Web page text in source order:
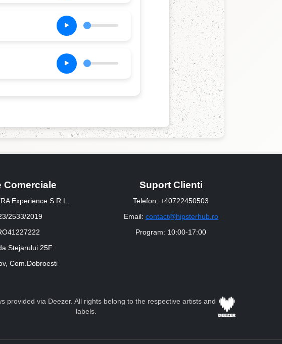
Comerciale
Experience S.R.L.
2533/2019
Stejarului 25F
Com.Dobroesti
Suport Clienti
Telefon: +40722450503
Email: contact@hipsterhub.ro
Program: 10:00-17:00
provided via Deezer. All rights belong to the respective artists and
labels.